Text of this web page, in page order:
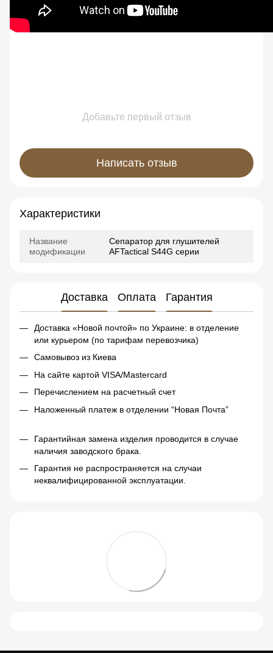
Добавьте первый отзыв
Написать отзыв
Характеристики
Название
модификации
Сепаратор для глушителей
AFTactical S44G серии
Доставка Оплата Гарантия
Доставка «Новой почтой» по Украине: в отделение
или курьером (по тарифам перевозчика)
Самовывоз из Киева
На сайте картой VISA/Mastercard
Перечислением на расчетный счет
Наложенный платеж в отделении “Новая Почта”
Гарантийная замена изделия проводится в случае
наличия заводского брака.
Гарантия не распространяется на случаи
неквалифицированной эксплуатации.